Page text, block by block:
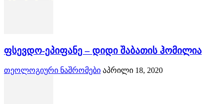
ფსევდო-ეპიფანე – დიდი შაბათის ჰომილია
თეოლოგიური ნაშრომები აპრილი 18, 2020